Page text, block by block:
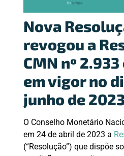
Nova
revogou a
CMN nº
em vigor no
junho de 2023
O Conselho Monetário
em 24 de abril de 2023 a
(“Resolução”) que dispõe